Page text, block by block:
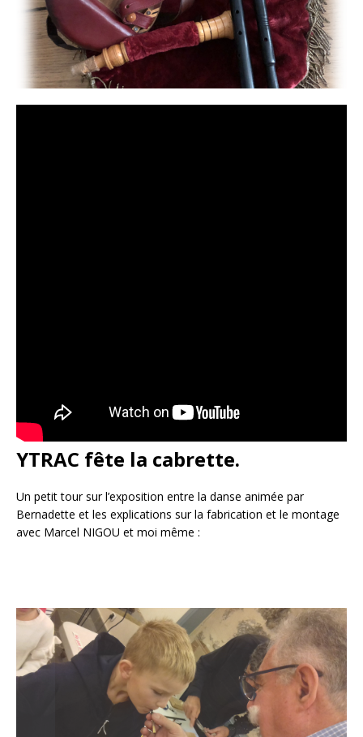
YTRAC fête la cabrette.
Un petit tour sur l’exposition entre la danse animée par
Bernadette et les explications sur la fabrication et le montage
avec Marcel NIGOU et moi même :